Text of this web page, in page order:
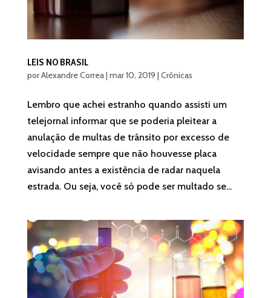
LEIS NO BRASIL
porAlexandre Correa|mar 10, 2019 |Crônicas
Lembro que achei estranho quando assisti um
telejornal informar que se poderia pleitear a
anulação de multas de trânsito por excesso de
velocidade sempre que não houvesse placa
avisando antes a existência de radar naquela
estrada. Ou seja, você só pode ser multado se...